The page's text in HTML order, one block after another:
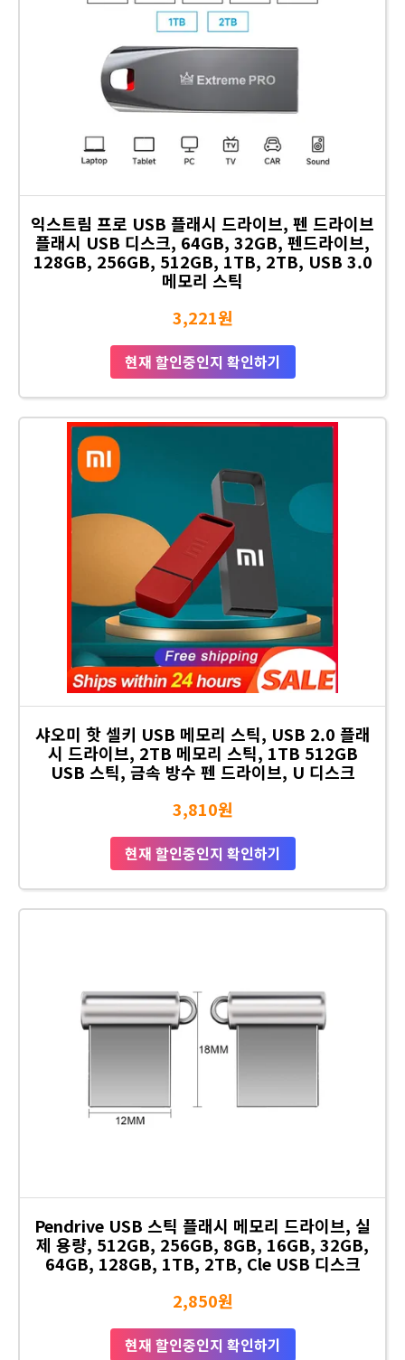
익스트림 프로 USB 플래시 드라이브, 펜 드라이브
플래시 USB 디스크, 64GB, 32GB, 펜드라이브,
128GB, 256GB, 512GB, 1TB, 2TB, USB 3.0
메모리 스틱
3,221원
현재 할인중인지 확인하기
샤오미 핫 셀키 USB 메모리 스틱, USB 2.0 플래
시 드라이브, 2TB 메모리 스틱, 1TB 512GB
USB 스틱, 금속 방수 펜 드라이브, U 디스크
3,810원
현재 할인중인지 확인하기
Pendrive USB 스틱 플래시 메모리 드라이브, 실
제 용량, 512GB, 256GB, 8GB, 16GB, 32GB,
64GB, 128GB, 1TB, 2TB, Cle USB 디스크
2,850원
현재 할인중인지 확인하기